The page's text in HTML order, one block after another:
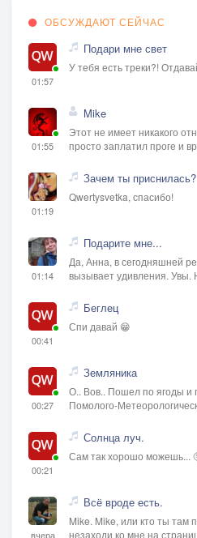
ОБСУЖДАЮТ СЕЙЧАС
01:57
Подари мне свет
У тебя есть треки?!
01:55
Mike
Этот не имеет никакого
просто заплатил проге и
01:19
Зачем ты приснилась?
Qwertysvetka, спасибо!
01:14
Подарите мне...
Да, Анна, в сегодняшней
вызывает удивления. Увы.
00:41
Беглец
Спи давай 😁
00:27
Земляника
О.. Вов.. Пошел по ягоды и
Помолого-
00:21
Солнца луч.
Сам так хорошо можешь...
вчера
Всё вроде есть.
Mike. Mike, или кто ты там
незаходи ко мне на